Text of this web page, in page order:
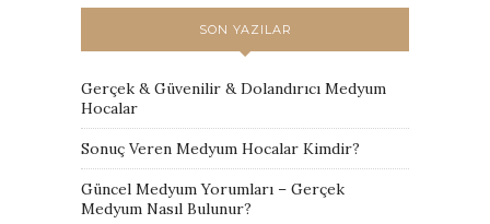
SON YAZILAR
Gerçek & Güvenilir & Dolandırıcı Medyum
Hocalar
Sonuç Veren Medyum Hocalar Kimdir?
Güncel Medyum Yorumları – Gerçek
Medyum Nasıl Bulunur?